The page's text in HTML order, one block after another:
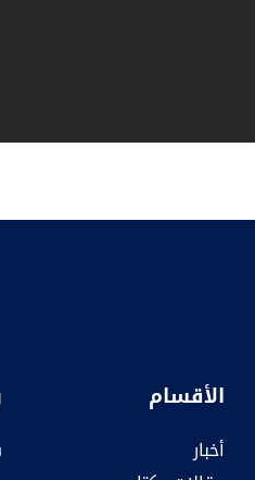
الأقسام
أخبار